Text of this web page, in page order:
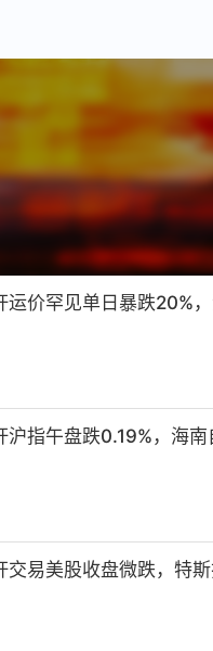
运价罕见单日暴跌20%
沪指午盘跌0.19%，海
交易美股收盘微跌，特